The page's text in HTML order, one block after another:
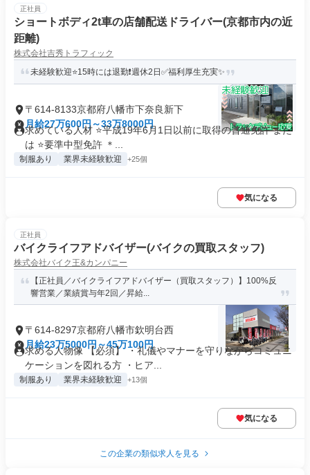
正社員
ショートボディ2t車の店舗配送ドライバー(京都市内の近
距離)
株式会社吉秀トラフィック
未経験歓迎⭐15時には退勤❗週休2日✅福利厚生充実✨
〒614-8133京都府八幡市下奈良新下
月給27万600円～33万8000円
求めている人材 ⭐平成19年6月1日以前に取得の普通免許 また
は ⭐要準中型免許 ＊...
制服あり 業界未経験歓迎 +25個
気になる
正社員
バイクライフアドバイザー(バイクの買取スタッフ)
株式会社バイク王&カンパニー
【正社員／バイクライフアドバイザー（買取スタッフ）】100%反
響営業／業績賞与年2回／昇給...
〒614-8297京都府八幡市欽明台西
月給23万5000円～45万100円
求める人物像 【必須】 ・礼儀やマナーを守りながらコミュニ
ケーションを図れる方 ・ヒア...
制服あり 業界未経験歓迎 +13個
気になる
この企業の類似求人を見る